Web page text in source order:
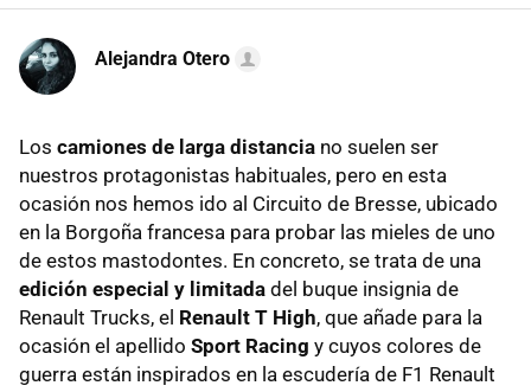
Alejandra Otero
Los camiones de larga distancia no suelen ser
nuestros protagonistas habituales, pero en esta
ocasión nos hemos ido al Circuito de Bresse, ubicado
en la Borgoña francesa para probar las mieles de uno
de estos mastodontes. En concreto, se trata de una
edición especial y limitada del buque insignia de
Renault Trucks, el Renault T High, que añade para la
ocasión el apellido Sport Racing y cuyos colores de
guerra están inspirados en la escudería de F1 Renault